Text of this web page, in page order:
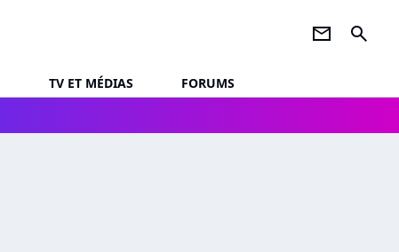
newsletter search
TV ET MÉDIAS
FORUMS